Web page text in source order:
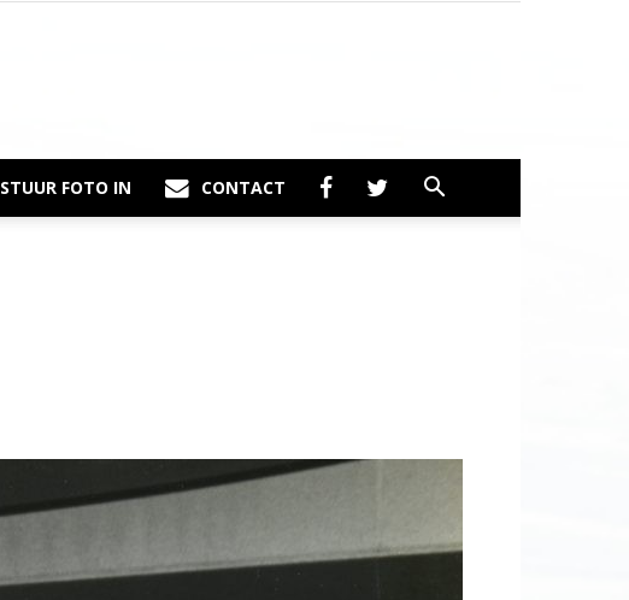
STUUR FOTO IN CONTACT